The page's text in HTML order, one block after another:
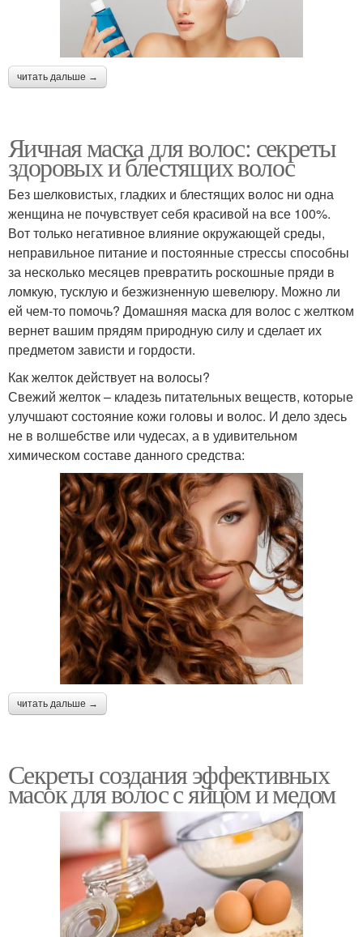
читать дальше →
Яичная маска для волос: секреты
здоровых и блестящих волос
Без шелковистых, гладких и блестящих волос ни одна
женщина не почувствует себя красивой на все 100%.
Вот только негативное влияние окружающей среды,
неправильное питание и постоянные стрессы способны
за несколько месяцев превратить роскошные пряди в
ломкую, тусклую и безжизненную шевелюру. Можно ли
ей чем-то помочь? Домашняя маска для волос с желтком
вернет вашим прядям природную силу и сделает их
предметом зависти и гордости.
Как желток действует на волосы?
Свежий желток – кладезь питательных веществ, которые
улучшают состояние кожи головы и волос. И дело здесь
не в волшебстве или чудесах, а в удивительном
химическом составе данного средства:
читать дальше →
Секреты создания эффективных
масок для волос с яйцом и медом